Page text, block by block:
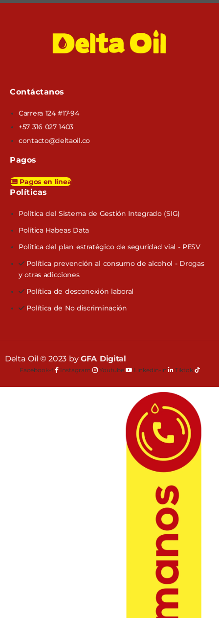
Contáctanos
Carrera 124 #17-94
+57 316 027 1403
contacto@deltaoil.co
Pagos
Pagos en línea
Políticas​
Política del Sistema de Gestión Integrado (SIG)
Política Habeas Data
Política del plan estratégico de seguridad vial - PESV
Política prevención al consumo de alcohol - Drogas
y otras adicciones
Política de desconexión laboral
Política de No discriminación
Delta Oil © 2023 by GFA Digital
Facebook-f Instagram Youtube Linkedin-in Tiktok